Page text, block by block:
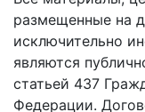
размещенные на
исключительно
являются
статьей 437
Федерации.